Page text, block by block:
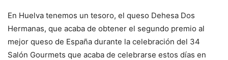
En Huelva tenemos un tesoro, el queso Dehesa Dos
Hermanas, que acaba de obtener el segundo premio al
mejor queso de España durante la celebración del 34
Salón Gourmets que acaba de celebrarse estos días en